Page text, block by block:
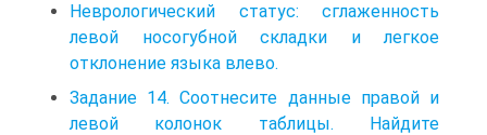
Неврологический статус: сглаженность
левой носогубной складки и легкое
отклонение языка влево.
Задание 14. Соотнесите данные правой и
левой колонок таблицы. Найдите